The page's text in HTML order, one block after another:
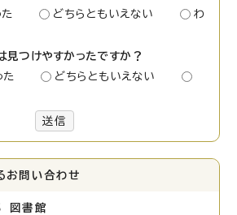
た
どちらともいえない
わ
見つけやすかったですか？
た
どちらともいえない
送信
お問い合わせ
図書館